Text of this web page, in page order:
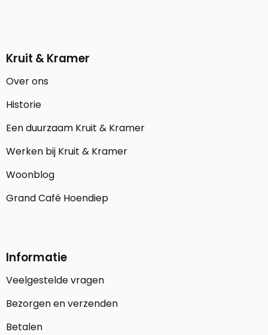
Kruit & Kramer
Over ons
Historie
Een duurzaam Kruit & Kramer
Werken bij Kruit & Kramer
Woonblog
Grand Café Hoendiep
Informatie
Veelgestelde vragen
Bezorgen en verzenden
Betalen